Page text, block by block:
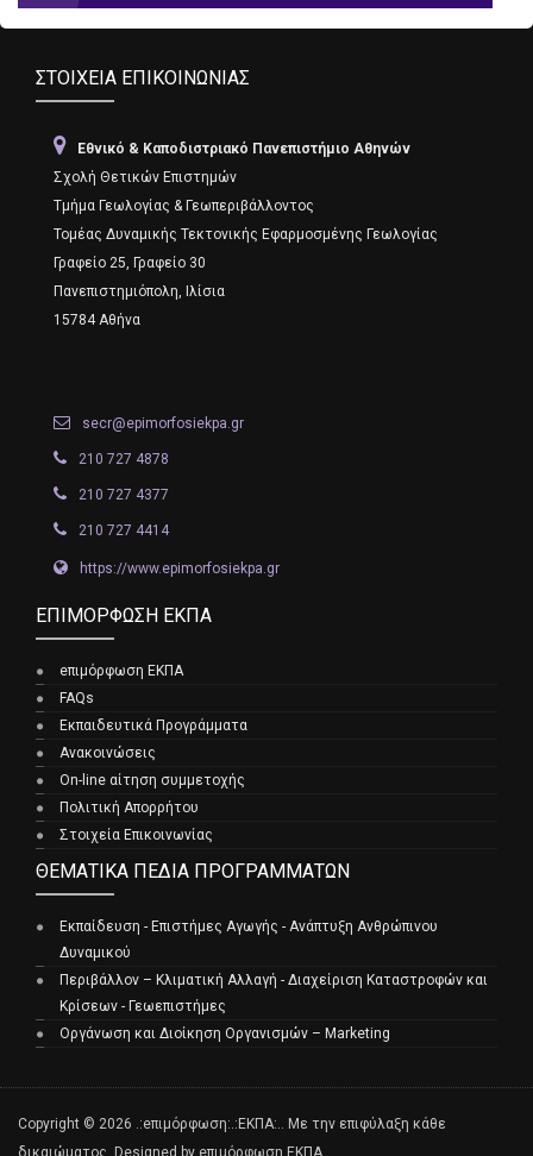
ΣΤΟΙΧΕΊΑ ΕΠΙΚΟΙΝΩΝΊΑΣ
Εθνικό & Καποδιστριακό Πανεπιστήμιο Αθηνών
Σχολή Θετικών Επιστημών
Τμήμα Γεωλογίας & Γεωπεριβάλλοντος
Τομέας Δυναμικής Τεκτονικής Εφαρμοσμένης Γεωλογίας
Γραφείο 25, Γραφείο 30
Πανεπιστημιόπολη, Ιλίσια
15784 Αθήνα
secr@epimorfosiekpa.gr
210 727 4878
210 727 4377
210 727 4414
https://www.epimorfosiekpa.gr
EΠΙΜΌΡΦΩΣΗ ΕΚΠΑ
eπιμόρφωση ΕΚΠΑ
FAQs
Εκπαιδευτικά Προγράμματα
Ανακοινώσεις
On-line αίτηση συμμετοχής
Πολιτική Απορρήτου
Στοιχεία Επικοινωνίας
ΘΕΜΑΤΙΚΆ ΠΕΔΊΑ ΠΡΟΓΡΑΜΜΆΤΩΝ
Εκπαίδευση - Επιστήμες Αγωγής - Ανάπτυξη Ανθρώπινου
Δυναμικού
Περιβάλλον – Κλιματική Αλλαγή - Διαχείριση Καταστροφών και
Κρίσεων - Γεωεπιστήμες
Οργάνωση και Διοίκηση Οργανισμών – Marketing
Copyright © 2026 .:eπιμόρφωση:.:ΕΚΠΑ:.. Με την επιφύλαξη κάθε
δικαιώματος. Designed by eπιμόρφωση ΕΚΠΑ